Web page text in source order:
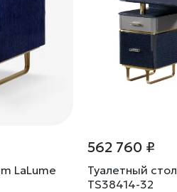
LaLume
562 760 ₽
Туалетный
TS38414-32